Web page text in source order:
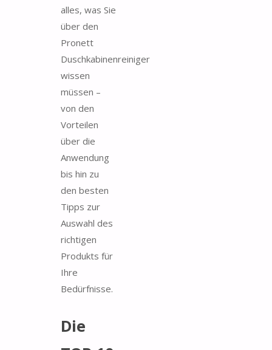
alles, was Sie
über den
Pronett
Duschkabinenreiniger
wissen
müssen –
von den
Vorteilen
über die
Anwendung
bis hin zu
den besten
Tipps zur
Auswahl des
richtigen
Produkts für
Ihre
Bedürfnisse.
Die